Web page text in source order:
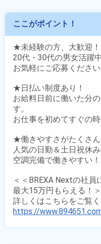
ここがポイント！
★未経験の方、大歓迎！
20代・30代の男女活躍中
お気軽にご応募ください
★日払い制度あり！
お給料日前に働いた分
す。
お仕事を初めてすぐの
★働きやすさがたくさん
人気の日勤＆土日祝休み
空調完備で働きやすい！
＜＜BREXA Nextの社員
最大15万円もらえる！
https://